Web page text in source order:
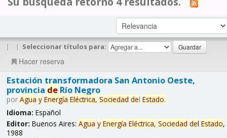
| | Seleccionar títulos para:
Hacer reserva
Estación transformadora San Antonio Oeste,
provincia deRío Negro
por Agua y Energía Eléctrica, Sociedad del Estado.
Idioma: Español
Editor: Buenos Aires: Agua y Energía Eléctrica, Sociedad del Estado,
1988